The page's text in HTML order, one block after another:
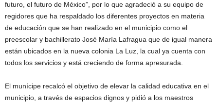
futuro, el futuro de México”, por lo que agradeció a su equipo de
regidores que ha respaldado los diferentes proyectos en materia
de educación que se han realizado en el municipio como el
preescolar y bachillerato José María Lafragua que de igual manera
están ubicados en la nueva colonia La Luz, la cual ya cuenta con
todos los servicios y está creciendo de forma apresurada.
El munícipe recalcó el objetivo de elevar la calidad educativa en el
municipio, a través de espacios dignos y pidió a los maestros